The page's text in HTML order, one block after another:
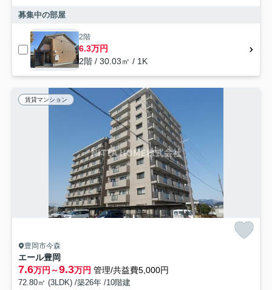
募集中の部屋
2階
6.3万円
2階 / 30.03㎡ / 1K
賃貸マンション
豊岡市今森
エール豊岡
7.6万円～9.3万円 管理/共益費5,000円
72.80㎡ (3LDK) /築26年 /10階建